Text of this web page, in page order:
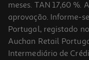
meses. TAN 17,60 %.
aprovação. Informe-
Portugal, registado
Auchan Retail
Intermediário de